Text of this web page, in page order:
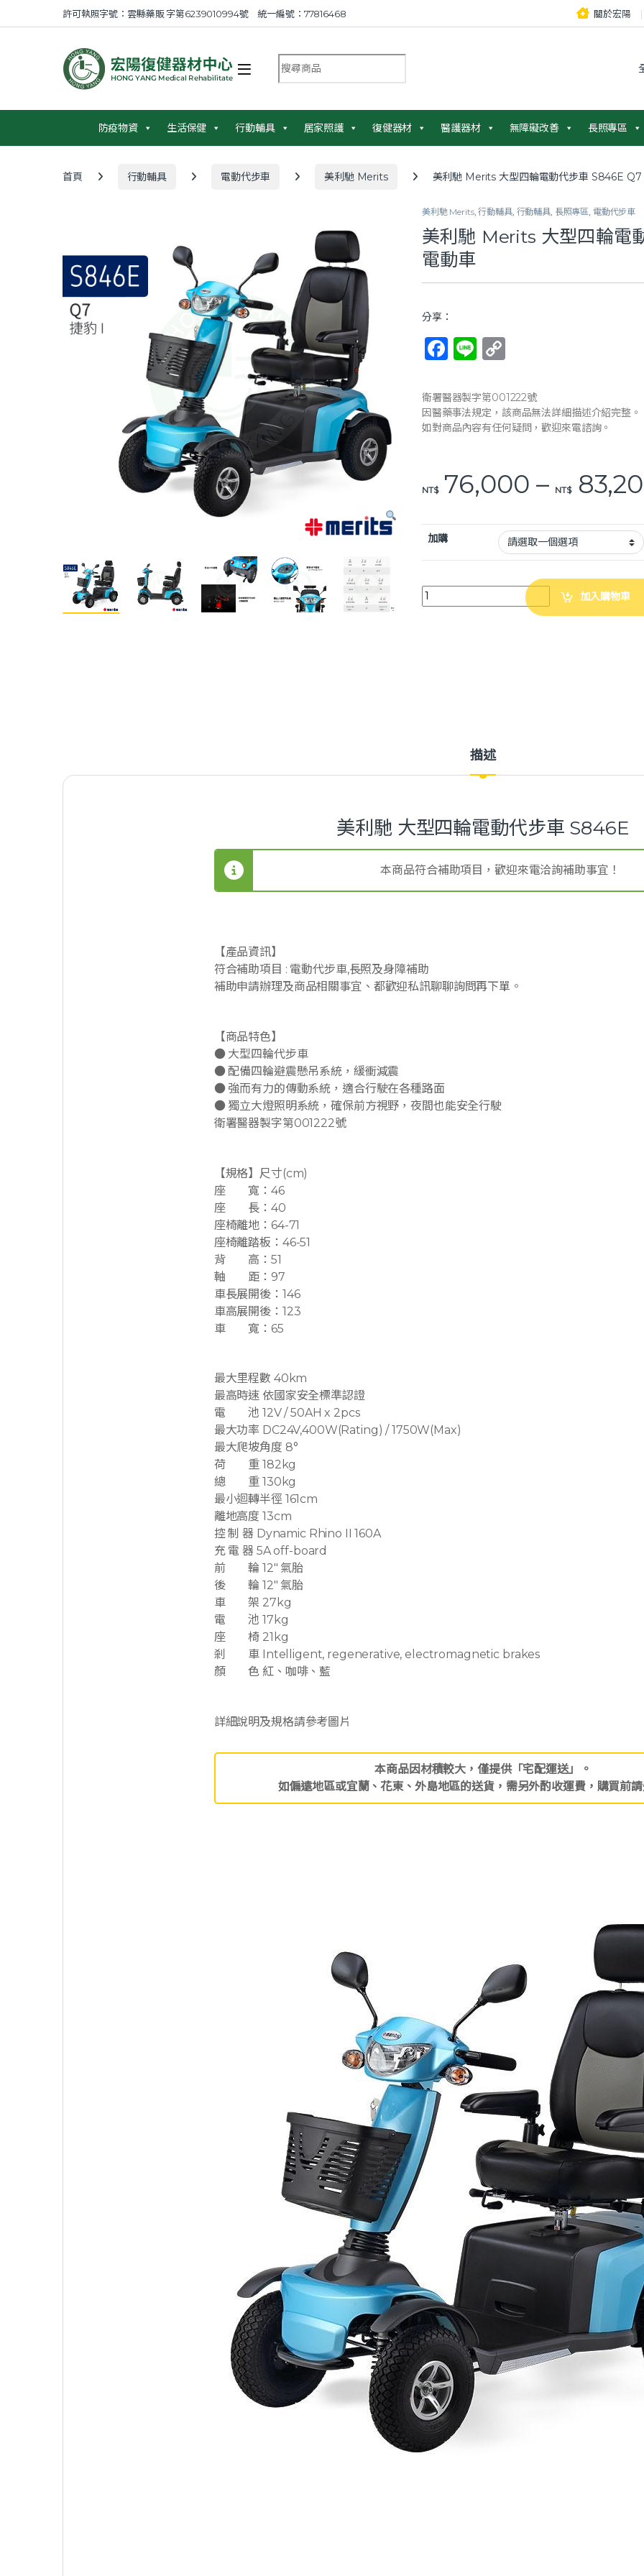
Skip to navigation
Skip to content許可執照字號：雲縣藥販 字第6239010994號 統一編號：77816468 關於宏陽
搜尋商品：
防疫物資 生活保健 行動輔具 居家照護 復健器材 醫護器材 無障礙改善 長照專區
首頁 行動輔具 電動代步車 美利馳 Merits 美利馳 Merits 大型四輪電動代步車 S846E Q7
美利馳 Merits,行動輔具, 行動輔具, 長照專區, 電動代步車
美利馳 Merits 大型四輪電
電動車
分享：
F
c
e
b
o
Li
e p
y
Li
k
衛署醫器製字第001222號
因醫藥事法規定，該商品無法詳細描述介紹完整。
如對商品內容有任何疑問，歡迎來電諮詢。
NT$76,000 – NT$
加購
美利馳 Merits 大型四輪電動代步車 S846E Q7
加入購物車
描述
美利馳 大型四輪電動代步車 S846E
本商品符合補助項目，歡迎來電洽詢補助事宜！
【產品資訊】
符合補助項目 : 電動代步車,長照及身障補助
補助申請辦理及商品相關事宜、都歡迎私訊聊聊詢問再下單。
【商品特色】
● 大型四輪代步車
● 配備四輪避震懸吊系統，緩衝減震
● 強而有力的傳動系統，適合行駛在各種路面
● 獨立大燈照明系統，確保前方視野，夜間也能安全行駛
衛署醫器製字第001222號
【規格】尺寸(cm)
座 寬：46
座 長：40
座椅離地：64-71
座椅離踏板：46-51
背 高：51
軸 距：97
車長展開後：146
車高展開後：123
車 寬：65
最大里程數 40km
最高時速 依國家安全標準認證
電 池 12V / 50AH x 2pcs
最大功率 DC24V,400W(Rating) / 1750W(Max)
最大爬坡角度 8°
荷 重 182kg
總 重 130kg
最小迴轉半徑 161cm
離地高度 13cm
控 制 器 Dynamic Rhino II 160A
充 電 器 5A off-board
前 輪 12″ 氣胎
後 輪 12″ 氣胎
車 架 27kg
電 池 17kg
座 椅 21kg
剎 車 Intelligent, regenerative, electromagnetic brakes
顏 色 紅、咖啡、藍
詳細說明及規格請參考圖片
本商品因材積較大，僅提供「宅配運送」。
如偏遠地區或宜蘭、花東、外島地區的送貨，需另外酌收運費，購買前